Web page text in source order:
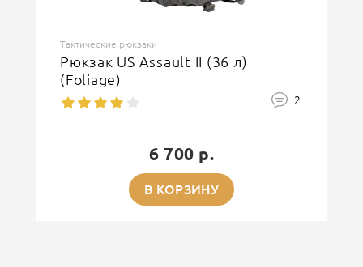
Тактические рюкзаки
Рюкзак US Assault II (36 л)
(Foliage)
2
6 700 р.
В КОРЗИНУ